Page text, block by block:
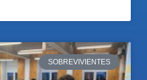
SOBREVIVIENTES